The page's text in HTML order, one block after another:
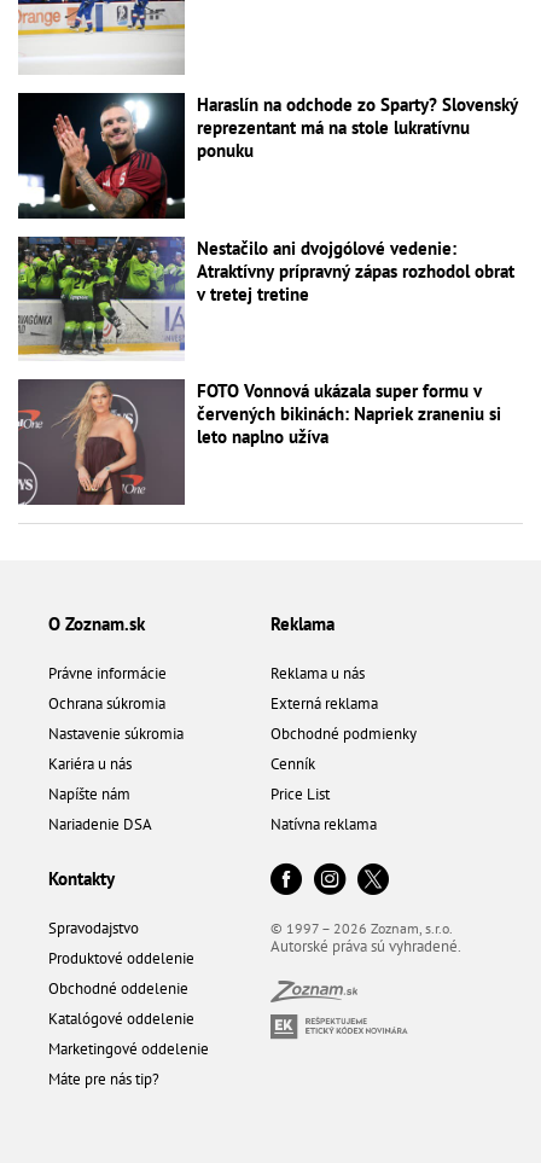
Haraslín na odchode zo Sparty? Slovenský
reprezentant má na stole lukratívnu
ponuku
Nestačilo ani dvojgólové vedenie:
Atraktívny prípravný zápas rozhodol obrat
v tretej tretine
FOTO Vonnová ukázala super formu v
červených bikinách: Napriek zraneniu si
leto naplno užíva
O Zoznam.sk
Právne informácie
Ochrana súkromia
Nastavenie súkromia
Kariéra u nás
Napíšte nám
Nariadenie DSA
Reklama
Reklama u nás
Externá reklama
Obchodné podmienky
Cenník
Price List
Natívna reklama
Kontakty
Spravodajstvo
Produktové oddelenie
Obchodné oddelenie
Katalógové oddelenie
Marketingové oddelenie
Máte pre nás tip?
© 1997 – 2026 Zoznam, s.r.o.
Autorské práva sú vyhradené.